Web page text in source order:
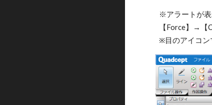
※アラートが
【Force】→【
※目のアイコン